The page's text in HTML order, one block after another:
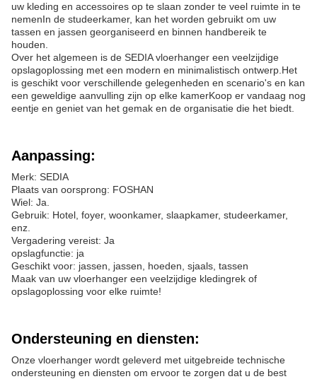
uw kleding en accessoires op te slaan zonder te veel ruimte in te
nemenIn de studeerkamer, kan het worden gebruikt om uw
tassen en jassen georganiseerd en binnen handbereik te
houden.
Over het algemeen is de SEDIA vloerhanger een veelzijdige
opslagoplossing met een modern en minimalistisch ontwerp.Het
is geschikt voor verschillende gelegenheden en scenario's en kan
een geweldige aanvulling zijn op elke kamerKoop er vandaag nog
eentje en geniet van het gemak en de organisatie die het biedt.
Aanpassing:
Merk: SEDIA
Plaats van oorsprong: FOSHAN
Wiel: Ja.
Gebruik: Hotel, foyer, woonkamer, slaapkamer, studeerkamer,
enz.
Vergadering vereist: Ja
opslagfunctie: ja
Geschikt voor: jassen, jassen, hoeden, sjaals, tassen
Maak van uw vloerhanger een veelzijdige kledingrek of
opslagoplossing voor elke ruimte!
Ondersteuning en diensten:
Onze vloerhanger wordt geleverd met uitgebreide technische
ondersteuning en diensten om ervoor te zorgen dat u de best